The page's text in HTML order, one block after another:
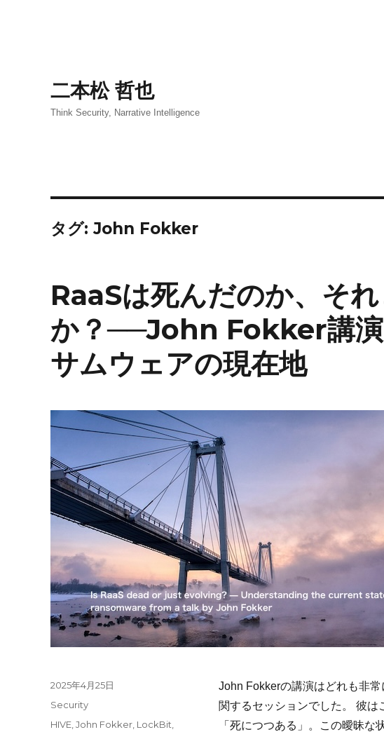
二本松 哲也
Think Security, Narrative Intelligence
タグ: John Fokker
RaaSは死んだのか、そ
か？──John Fokker講演
サムウェアの現在地
John Fokkerの講演はどれも非
関するセッションでした。 彼
「死につつある」。この曖昧
投
2025年4月25日
カ
Security
タ
HIVE John Fokker LockBit